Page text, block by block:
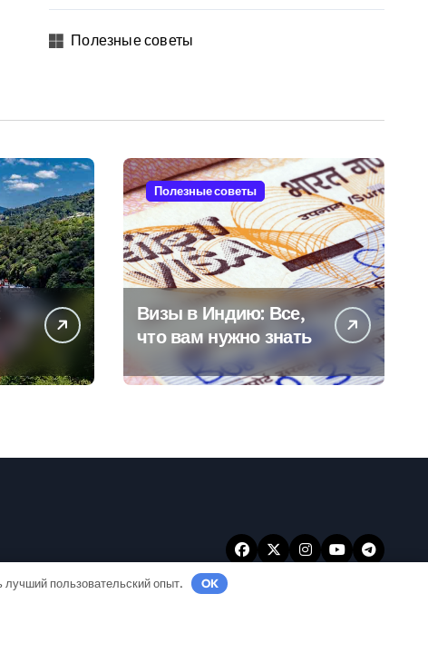
Полезные советы
Полезные советы
Визы в Индию: Все,
что вам нужно знать
лучший пользовательский опыт. OK